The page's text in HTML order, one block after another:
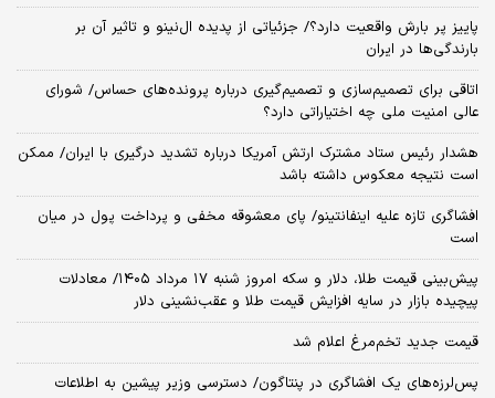
پاییز پر بارش واقعیت دارد؟/ جزئیاتی از پدیده ال‌نینو و تاثیر آن بر
بارندگی‌ها در ایران
اتاقی برای تصمیم‌سازی و تصمیم‌گیری درباره پرونده‌های حساس/ شورای
عالی امنیت ملی چه اختیاراتی دارد؟
هشدار رئیس ستاد مشترک ارتش آمریکا درباره تشدید درگیری با ایران/ ممکن
است نتیجه معکوس داشته باشد
افشاگری تازه علیه اینفانتینو/ پای معشوقه مخفی و پرداخت پول در میان
است
پیش‌بینی قیمت طلا، دلار و سکه امروز شنبه ۱۷ مرداد ۱۴۰۵/ معادلات
پیچیده بازار در سایه افزایش قیمت طلا و عقب‌نشینی دلار
قیمت جدید تخم‌مرغ اعلام شد
پس‌لرزه‌های یک افشاگری در پنتاگون/ دسترسی وزیر پیشین به اطلاعات